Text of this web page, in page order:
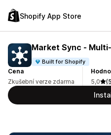
Shopify App Store
Market Sync ‑
Built for Shopify
Cena
Zkušební verze zdarma
5,0